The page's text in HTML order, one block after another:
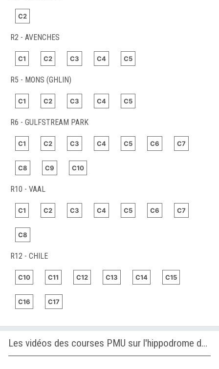
C2
R2 - AVENCHES
C1 C2 C3 C4 C5
R5 - MONS (GHLIN)
C1 C2 C3 C4 C5
R6 - GULFSTREAM PARK
C1 C2 C3 C4 C5 C6 C7
C8 C9 C10
R10 - VAAL
C1 C2 C3 C4 C5 C6 C7
C8
R12 - CHILE
C10 C11 C12 C13 C14 C15
C16 C17
Les vidéos des courses PMU sur l'hippodrome de AVENCHES